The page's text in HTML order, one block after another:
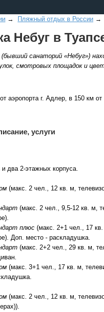
→ Пляжный отдых в России
Небуг в
санаторий «Небуг»)
смотровых площадок и
аэропорта г. Адлер, в 150 км
услуги
два 2-этажных корпуса.
(макс. 2 чел., 12 кв. м,
(макс. 2 чел., 9,5-12 кв. м,
плюс (макс. 2+1 чел., 17
Доп. место - раскладушка.
(макс. 2+2 чел., 29 кв. м,
(макс. 3+1 чел., 17 кв. м,
(макс. 2 чел., 12 кв. м,